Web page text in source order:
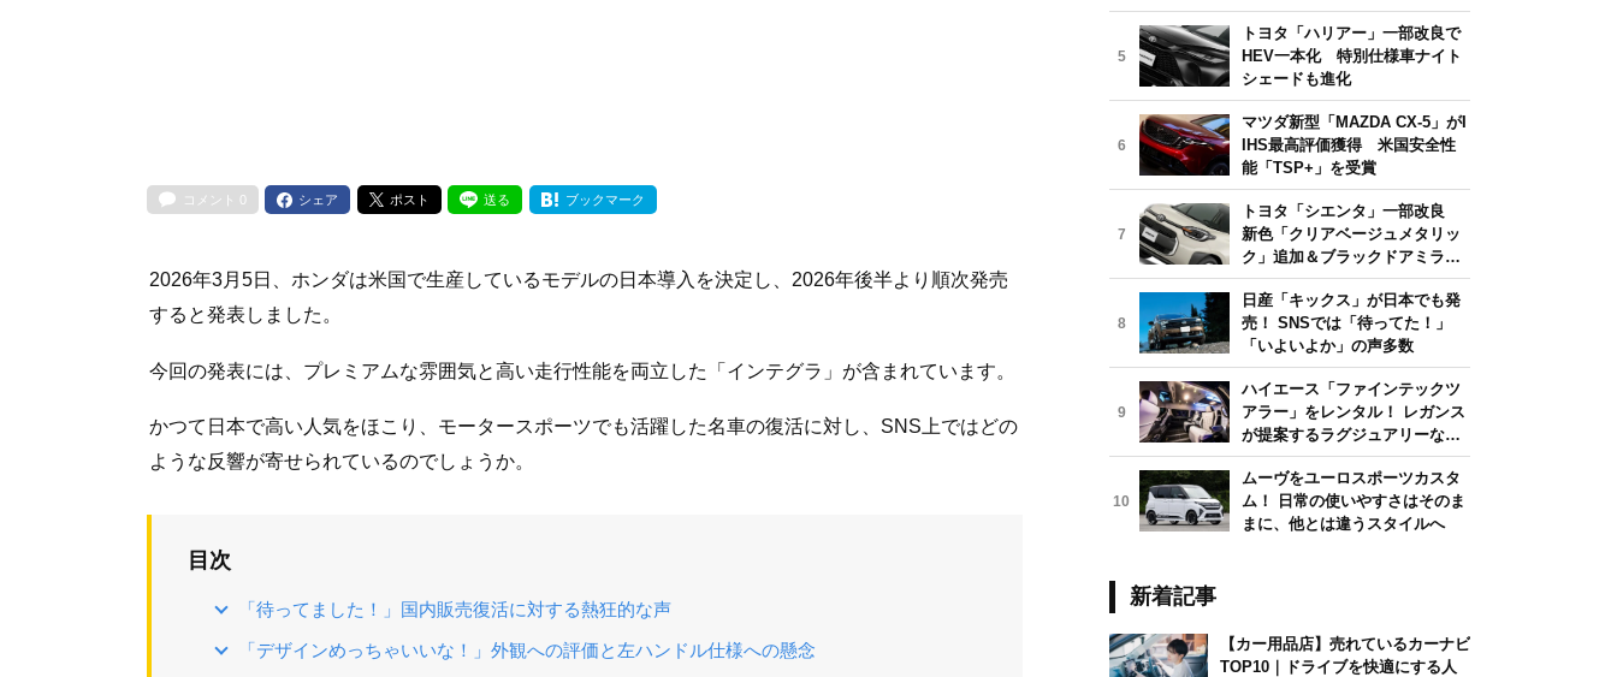
コメント 0 シェア ポスト 送る ブックマーク
2026年3月5日、ホンダは米国で生産しているモデルの日本導入を決定し、2026年後半より順次発売
すると発表しました。
今回の発表には、プレミアムな雰囲気と高い走行性能を両立した「インテグラ」が含まれています。
かつて日本で高い人気をほこり、モータースポーツでも活躍した名車の復活に対し、SNS上ではどの
ような反響が寄せられているのでしょうか。
目次
「待ってました！」国内販売復活に対する熱狂的な声
「デザインめっちゃいいな！」外観への評価と左ハンドル仕様への懸念
5
トヨタ「ハリアー」一部改良で
HEV一本化 特別仕様車ナイト
シェードも進化
6
マツダ新型「MAZDA CX-5」がI
IHS最高評価獲得 米国安全性
能「TSP+」を受賞
7
トヨタ「シエンタ」一部改良
新色「クリアベージュメタリッ
ク」追加＆ブラックドアミラー
採用
8
日産「キックス」が日本でも発
売！ SNSでは「待ってた！」
「いよいよか」の声多数
9
ハイエース「ファインテックツ
アラー」をレンタル！ レガンス
が提案するラグジュアリーな移
動体験
10
ムーヴをユーロスポーツカスタ
ム！ 日常の使いやすさはそのま
まに、他とは違うスタイルへ
新着記事
【カー用品店】売れているカーナビ
TOP10｜ドライブを快適にする人